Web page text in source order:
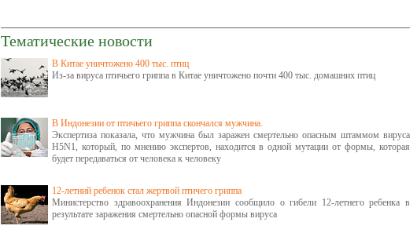
Тематические новости
В Китае уничтожено 400 тыс. птиц
Из-за вируса птичьего гриппа в Китае уничтожено почти 400 тыс. домашних птиц
В Индонезии от птичьего гриппа скончался мужчина.
Экспертиза показала, что мужчина был заражен смертельно опасным штаммом вируса
H5N1, который, по мнению экспертов, находится в одной мутации от формы, которая
будет передаваться от человека к человеку
12-летний ребенок стал жертвой птичего гриппа
Министерство здравоохранения Индонезии сообщило о гибели 12-летнего ребенка в
результате заражения смертельно опасной формы вируса